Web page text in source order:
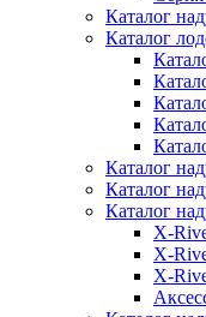
Каталог
Каталог
Каталог
Каталог
Каталог
X-
X-
X-